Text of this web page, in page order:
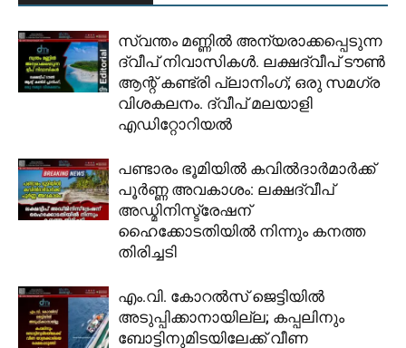
സ്വന്തം മണ്ണിൽ അന്യരാക്കപ്പെടുന്ന
ദ്വീപ് നിവാസികൾ. ലക്ഷദ്വീപ് ടൗൺ
ആന്റ് കണ്ട്രി പ്ലാനിംഗ്; ഒരു സമഗ്ര
വിശകലനം. ദ്വീപ് മലയാളി
എഡിറ്റോറിയൽ
പണ്ടാരം ഭൂമിയിൽ കവിൽദാർമാർക്ക്
പൂർണ്ണ അവകാശം: ലക്ഷദ്വീപ്
അഡ്മിനിസ്ട്രേഷന്
ഹൈക്കോടതിയിൽ നിന്നും കനത്ത
തിരിച്ചടി
​എം.വി. കോറൽസ് ജെട്ടിയിൽ
അടുപ്പിക്കാനായില്ല; കപ്പലിനും
ബോട്ടിനുമിടയിലേക്ക് വീണ